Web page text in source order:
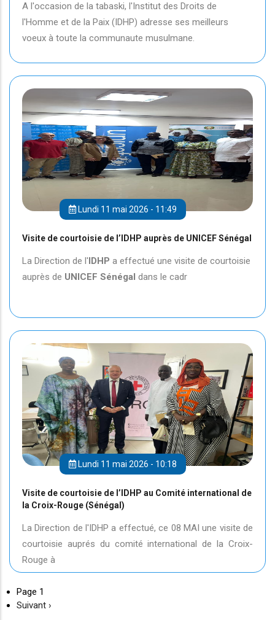
A l'occasion de la tabaski, l'Institut des Droits de
l'Homme et de la Paix (IDHP) adresse ses meilleurs
voeux à toute la communaute musulmane.
Lundi 11 mai 2026 - 11:49
Visite de courtoisie de l’IDHP auprès de UNICEF Sénégal
La Direction de l'IDHP a effectué une visite de courtoisie
auprès de UNICEF Sénégal dans le cadr
Lundi 11 mai 2026 - 10:18
Visite de courtoisie de l’IDHP au Comité international de
la Croix-Rouge (Sénégal)
La Direction de l'IDHP a effectué, ce 08 MAI une visite de
courtoisie auprés du comité international de la Croix-
Rouge à
Page 1
Page
Suivant ›